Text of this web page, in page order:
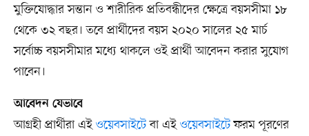
মুক্তিযোদ্ধার সন্তান ও শারীরিক প্রতিবন্ধীদের ক্ষেত্রে বয়সসীমা ১৮
থেকে ৩২ বছর। তবে প্রার্থীদের বয়স ২০২০ সালের ২৫ মার্চ
সর্বোচ্চ বয়সসীমার মধ্যে থাকলে ওই প্রার্থী আবেদন করার সুযোগ
পাবেন।
আবেদন যেভাবে
আগ্রহী প্রার্থীরা এই ওয়েবসাইটেবা এই ওয়েবসাইটেফরম পূরণের